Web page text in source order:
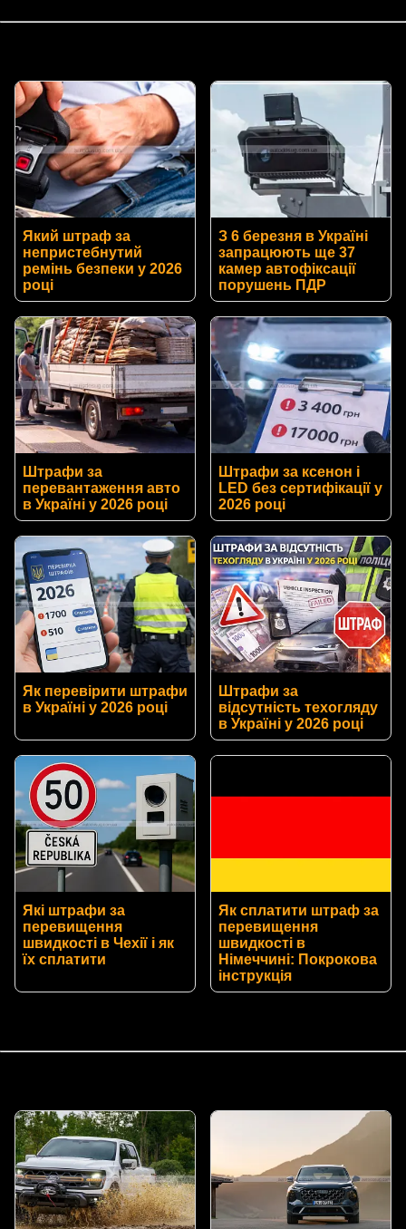
Який штраф за
непристебнутий
ремінь безпеки у 2026
році
З 6 березня в Україні
запрацюють ще 37
камер автофіксації
порушень ПДР
Штрафи за
перевантаження авто
в Україні у 2026 році
Штрафи за ксенон і
LED без сертифікації у
2026 році
Як перевірити штрафи
в Україні у 2026 році
Штрафи за
відсутність техогляду
в Україні у 2026 році
Які штрафи за
перевищення
швидкості в Чехії і як
їх сплатити
Як сплатити штраф за
перевищення
швидкості в
Німеччині: Покрокова
інструкція